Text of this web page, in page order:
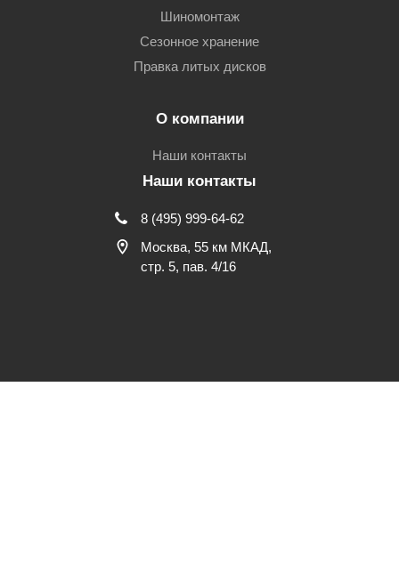
Шиномонтаж
Сезонное хранение
Правка литых дисков
О компании
Наши контакты
Наши контакты
8 (495) 999-64-62
Москва, 55 км МКАД,
стр. 5, пав. 4/16